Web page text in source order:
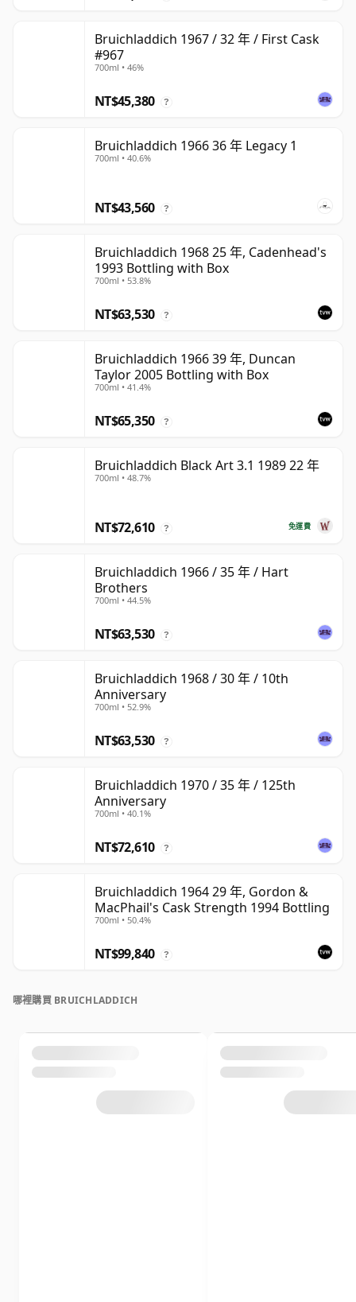
Bruichladdich 1967 / 32 年 / First Cask
#967
700ml • 46%
NT$45,380 ?
Bruichladdich 1966 36 年 Legacy 1
700ml • 40.6%
NT$43,560 ?
Bruichladdich 1968 25 年, Cadenhead's
1993 Bottling with Box
700ml • 53.8%
NT$63,530 ?
Bruichladdich 1966 39 年, Duncan
Taylor 2005 Bottling with Box
700ml • 41.4%
NT$65,350 ?
Bruichladdich Black Art 3.1 1989 22 年
700ml • 48.7%
免運費
NT$72,610 ?
Bruichladdich 1966 / 35 年 / Hart
Brothers
700ml • 44.5%
NT$63,530 ?
Bruichladdich 1968 / 30 年 / 10th
Anniversary
700ml • 52.9%
NT$63,530 ?
Bruichladdich 1970 / 35 年 / 125th
Anniversary
700ml • 40.1%
NT$72,610 ?
Bruichladdich 1964 29 年, Gordon &
MacPhail's Cask Strength 1994 Bottling
700ml • 50.4%
NT$99,840 ?
哪裡購買 BRUICHLADDICH